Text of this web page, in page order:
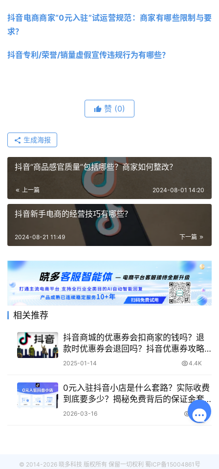
抖音电商商家“0元入驻”试运营规范：商家有哪些限制与要
求？
抖音专利/荣誉/销量虚假宣传违规行为有哪些？
赞 (0)
生成海报
抖音“商品感官质量”包括哪些？商家如何整改？
上一篇 2024-08-01 14:20
抖音新手电商的经营技巧有哪些？
下一篇
2024-08-21 11:49
相关推荐
抖音商城的优惠券会扣商家的钱吗？退
款时优惠券会退回吗？抖音优惠券攻略
看这篇！
2025-01-14 4.4K
0元入驻抖音小店是什么套路？实际收费
到底要多少？揭秘免费背后的保证金套
路与隐藏推广成本，算清这笔账，开店
2026-03-16 848
© 2014-2026 晓多科技 版权所有 保留一切权利 蜀ICP备15004861号